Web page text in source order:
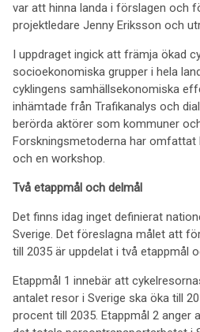
var att hinna landa i förslagen och
projektledare Jenny Eriksson och
I uppdraget ingick att främja ökad
socioekonomiska grupper i hela
cyklingens samhällsekonomiska
inhämtade från Trafikanalys och
berörda aktörer som kommuner
Forskningsmetoderna har omfattat
och en workshop.
Två etappmål och delmål
Det finns idag inget definierat
Sverige. Det föreslagna målet att
till 2035 är uppdelat i två etappmål
Etappmål 1 innebär att
antalet resor i Sverige ska öka till
procent till 2035. Etappmål 2 anger